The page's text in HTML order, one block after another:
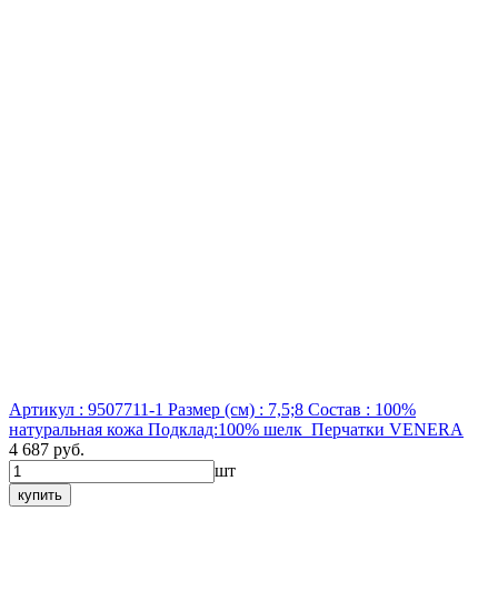
Артикул : 9507711-1 Размер (см) : 7,5;8 Состав : 100%
натуральная кожа Подклад:100% шелк Перчатки VENERA
4 687 руб.
шт
купить